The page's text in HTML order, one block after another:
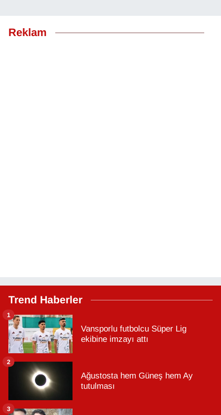
Reklam
Trend Haberler
Vansporlu futbolcu Süper Lig
ekibine imzayı attı
1
Ağustosta hem Güneş hem Ay
tutulması
2
3